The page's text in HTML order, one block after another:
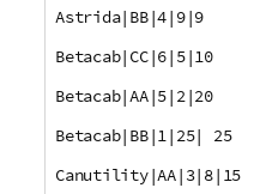
Astrida|BB|4|9|9
Betacab|CC|6|5|10
Betacab|AA|5|2|20
Betacab|BB|1|25| 25
Canutility|AA|3|8|15